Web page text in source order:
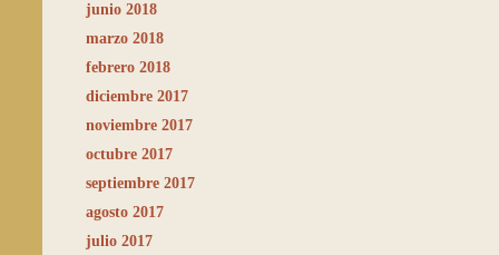
junio 2018
marzo 2018
febrero 2018
diciembre 2017
noviembre 2017
octubre 2017
septiembre 2017
agosto 2017
julio 2017